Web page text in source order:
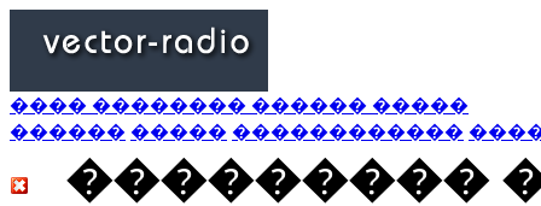
���� �������� ������ �����
������ ����� ������������
���������